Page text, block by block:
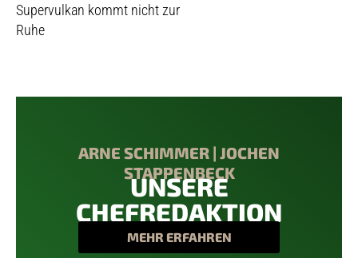
Supervulkan kommt nicht zur
Ruhe
ARNE SCHIMMER | JOCHEN
STAPPENBECK
UNSERE
CHEFREDAKTION
MEHR ERFAHREN